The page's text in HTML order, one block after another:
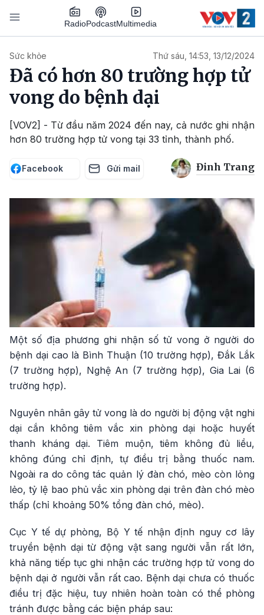
Nhảy đến nội dung
RadioPodcastMultimedia
Sức khỏe Thứ sáu, 14:53, 13/12/2024
Đã có hơn 80 trường hợp tử
vong do bệnh dại
[VOV2] - Từ đầu năm 2024 đến nay, cả nước ghi nhận
hơn 80 trường hợp tử vong tại 33 tỉnh, thành phố.
Facebook Gửi mail Đinh Trang
Một số địa phương ghi nhận số tử vong ở người do
bệnh dại cao là Bình Thuận (10 trường hợp), Đắk Lắk
(7 trường hợp), Nghệ An (7 trường hợp), Gia Lai (6
trường hợp).
Nguyên nhân gây tử vong là do người bị động vật nghi
dại cắn không tiêm vắc xin phòng dại hoặc huyết
thanh kháng dại. Tiêm muộn, tiêm không đủ liều,
không đúng chỉ định, tự điều trị bằng thuốc nam.
Ngoài ra do công tác quản lý đàn chó, mèo còn lỏng
lẻo, tỷ lệ bao phủ vắc xin phòng dại trên đàn chó mèo
thấp (chỉ khoảng 50% tổng đàn chó, mèo).
Cục Y tế dự phòng, Bộ Y tế nhận định nguy cơ lây
truyền bệnh dại từ động vật sang người vẫn rất lớn,
khả năng tiếp tục ghi nhận các trường hợp tử vong do
bệnh dại ở người vẫn rất cao. Bệnh dại chưa có thuốc
điều trị đặc hiệu, tuy nhiên hoàn toàn có thể phòng
tránh được bằng các biện pháp sau: